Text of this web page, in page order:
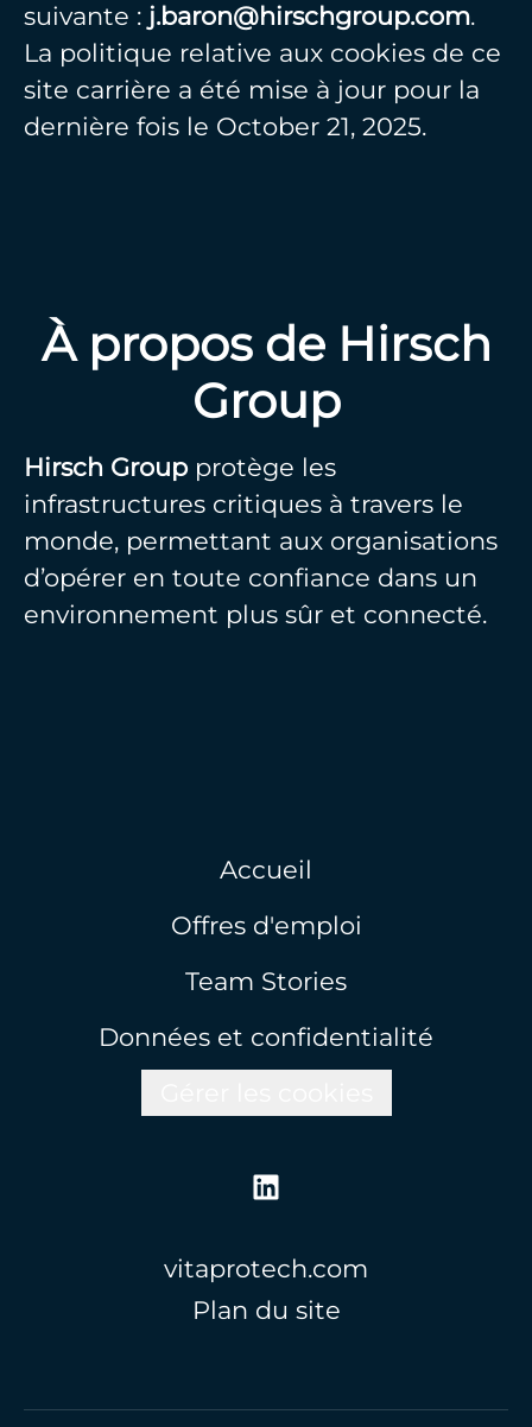
suivante : j.baron@hirschgroup.com.
La politique relative aux cookies de ce
site carrière a été mise à jour pour la
dernière fois le October 21, 2025.
À propos de Hirsch
Group
Hirsch Groupprotège les
infrastructures critiques à travers le
monde, permettant aux organisations
d’opérer en toute confiance dans un
environnement plus sûr et connecté.
Accueil
Offres d'emploi
Team Stories
Données et confidentialité
vitaprotech.com
Plan du site